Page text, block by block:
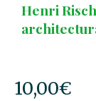
Henri
10,00€